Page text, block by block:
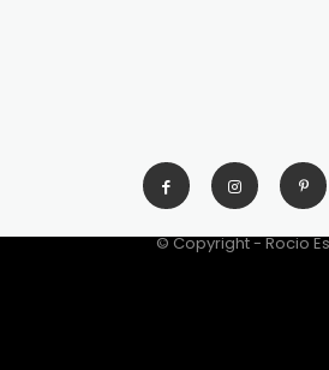
© Copyright - Rocio